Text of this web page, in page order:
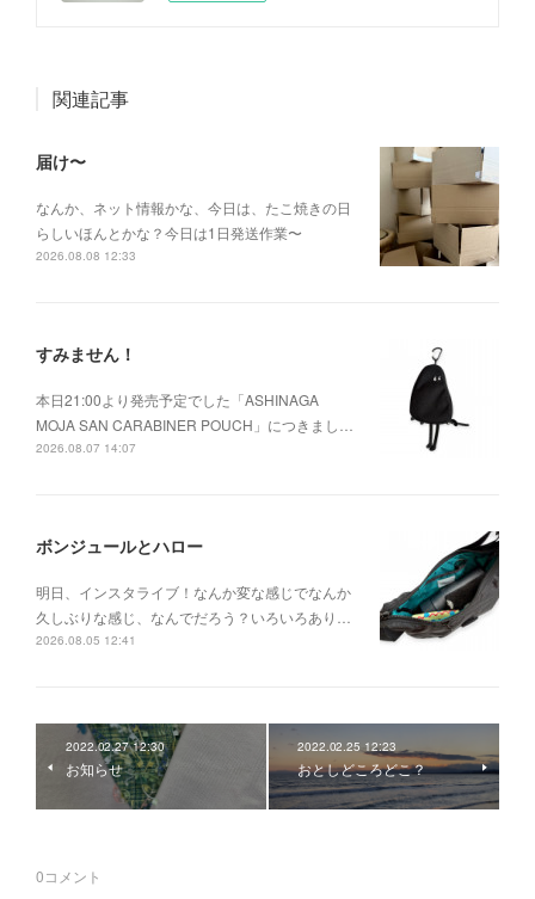
関連記事
届け〜
なんか、ネット情報かな、今日は、たこ焼きの日
らしいほんとかな？今日は1日発送作業〜
2026.08.08 12:33
すみません！
本日21:00より発売予定でした「ASHINAGA
MOJA SAN CARABINER POUCH」につきまし…
2026.08.07 14:07
ボンジュールとハロー
明日、インスタライブ！なんか変な感じでなんか
久しぶりな感じ、なんでだろう？いろいろあり…
2026.08.05 12:41
2022.02.27 12:30
お知らせ
2022.02.25 12:23
おとしどころどこ？
0コメント